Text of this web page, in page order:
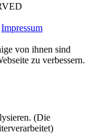
Impressum
von ihnen sind
zu verbessern.
(Die